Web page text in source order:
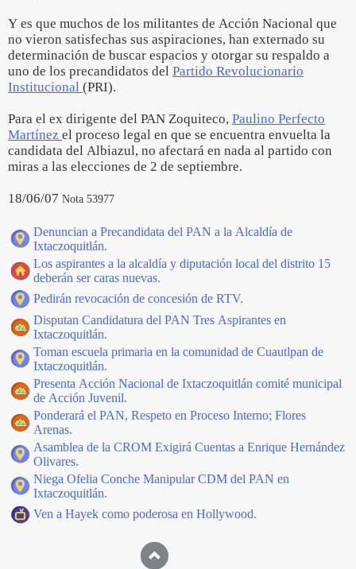
Y es que muchos de los militantes de Acción Nacional que
no vieron satisfechas sus aspiraciones, han externado su
determinación de buscar espacios y otorgar su respaldo a
uno de los precandidatos del Partido Revolucionario
Institucional (PRI).
Para el ex dirigente del PAN Zoquiteco, Paulino Perfecto
Martínez el proceso legal en que se encuentra envuelta la
candidata del Albiazul, no afectará en nada al partido con
miras a las elecciones de 2 de septiembre.
18/06/07 Nota 53977
Denuncian a Precandidata del PAN a la Alcaldía de
Ixtaczoquitlán.
Los aspirantes a la alcaldía y diputación local del distrito 15
deberán ser caras nuevas.
Pedirán revocación de concesión de RTV.
Disputan Candidatura del PAN Tres Aspirantes en
Ixtaczoquitlán.
Toman escuela primaria en la comunidad de Cuautlpan de
Ixtaczoquitlán.
Presenta Acción Nacional de Ixtaczoquitlán comité municipal
de Acción Juvenil.
Ponderará el PAN, Respeto en Proceso Interno; Flores
Arenas.
Asamblea de la CROM Exigirá Cuentas a Enrique Hernández
Olivares.
Niega Ofelia Conche Manipular CDM del PAN en
Ixtaczoquitlán.
Ven a Hayek como poderosa en Hollywood.